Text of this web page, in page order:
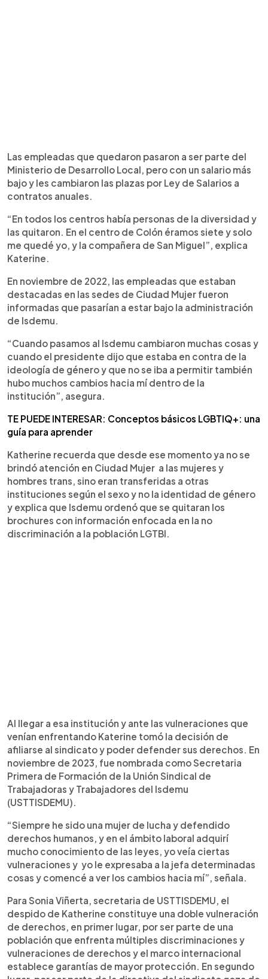
Las empleadas que quedaron pasaron a ser parte del
Ministerio de Desarrollo Local, pero con un salario más
bajo y les cambiaron las plazas por Ley de Salarios a
contratos anuales.
“En todos los centros había personas de la diversidad y
las quitaron. En el centro de Colón éramos siete y solo
me quedé yo, y la compañera de San Miguel”, explica
Katerine.
En noviembre de 2022, las empleadas que estaban
destacadas en las sedes de Ciudad Mujer fueron
informadas que pasarían a estar bajo la administración
de Isdemu.
“Cuando pasamos al Isdemu cambiaron muchas cosas y
cuando el presidente dijo que estaba en contra de la
ideología de género y que no se iba a permitir también
hubo muchos cambios hacia mí dentro de la
institución”, asegura.
TE PUEDE INTERESAR: Conceptos básicos LGBTIQ+: una
guía para aprender
Katherine recuerda que desde ese momento ya no se
brindó atención en Ciudad Mujer a las mujeres y
hombres trans, sino eran transferidas a otras
instituciones según el sexo y no la identidad de género
y explica que Isdemu ordenó que se quitaran los
brochures con información enfocada en la no
discriminación a la población LGTBI.
Al llegar a esa institución y ante las vulneraciones que
venían enfrentando Katerine tomó la decisión de
afiliarse al sindicato y poder defender sus derechos. En
noviembre de 2023, fue nombrada como Secretaria
Primera de Formación de la Unión Sindical de
Trabajadoras y Trabajadores del Isdemu
(USTTISDEMU).
“Siempre he sido una mujer de lucha y defendido
derechos humanos, y en el ámbito laboral adquirí
mucho conocimiento de las leyes, yo veía ciertas
vulneraciones y yo le expresaba a la jefa determinadas
cosas y comencé a ver los cambios hacia mí”, señala.
Para Sonia Viñerta, secretaria de USTTISDEMU, el
despido de Katherine constituye una doble vulneración
de derechos, en primer lugar, por ser parte de una
población que enfrenta múltiples discriminaciones y
vulneraciones de derechos y el marco internacional
establece garantías de mayor protección. En segundo